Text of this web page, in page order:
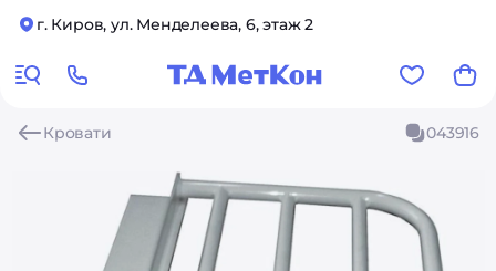
г. Киров, ул. Менделеева, 6, этаж 2
Кровати 043916